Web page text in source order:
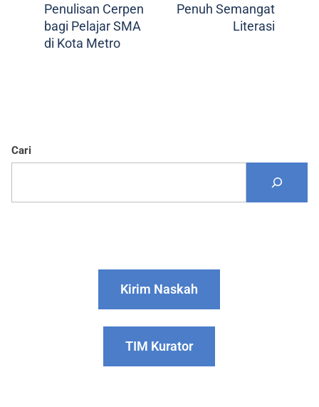
Penulisan Cerpen
bagi Pelajar SMA
di Kota Metro
Penuh Semangat
Literasi
Cari
Kirim Naskah
TIM Kurator